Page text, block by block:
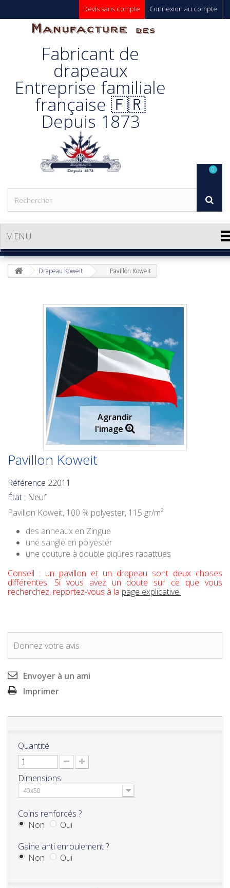
Connexion au compte
Devis sans compte
Manufacture
Des
Drapeaux
Unic s.a.
Fabricant de
drapeaux
Entreprise familiale
française 🇫🇷
Depuis 1873
MENU
0
Drapeau Koweit Pavillon Koweit
Agrandir
l'image
Pavillon Koweit
Référence 22011
État : Neuf
Pavillon Koweit, 100 % polyester, 115 gr/m²
des anneaux en Zingue
une sangle en polyester
une couture à double piqûres rabattues
Conseil : un pavillon et un drapeau sont deux choses
différentes. Si vous avez un doute sur ce que vous
recherchez, reportez-vous à la page explicative.
Donnez votre avis
Envoyer à un ami
Imprimer
Quantité
Dimensions
40x50
Coins renforcés ?
Non
Oui
Gaine anti enroulement ?
Non
Oui